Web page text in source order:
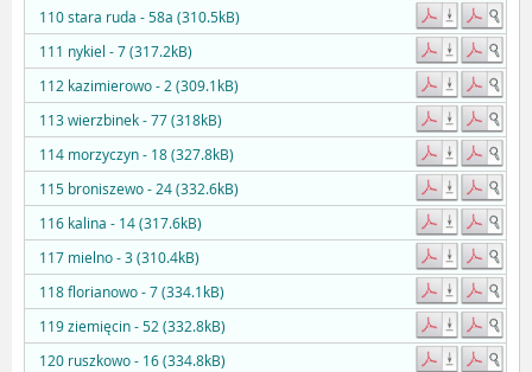
110 stara ruda - 58a (310.5kB)
111 nykiel - 7 (317.2kB)
112 kazimierowo - 2 (309.1kB)
113 wierzbinek - 77 (318kB)
114 morzyczyn - 18 (327.8kB)
115 broniszewo - 24 (332.6kB)
116 kalina - 14 (317.6kB)
117 mielno - 3 (310.4kB)
118 florianowo - 7 (334.1kB)
119 ziemięcin - 52 (332.8kB)
120 ruszkowo - 16 (334.8kB)